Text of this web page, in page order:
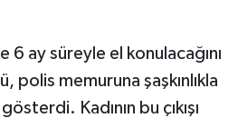
6 ay süreyle el konulacağını
polis memuruna şaşkınlıkla
Kadının bu çıkışı